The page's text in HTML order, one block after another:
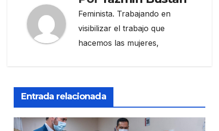
Feminista. Trabajando en
visibilizar el trabajo que
hacemos las mujeres,
Entrada relacionada